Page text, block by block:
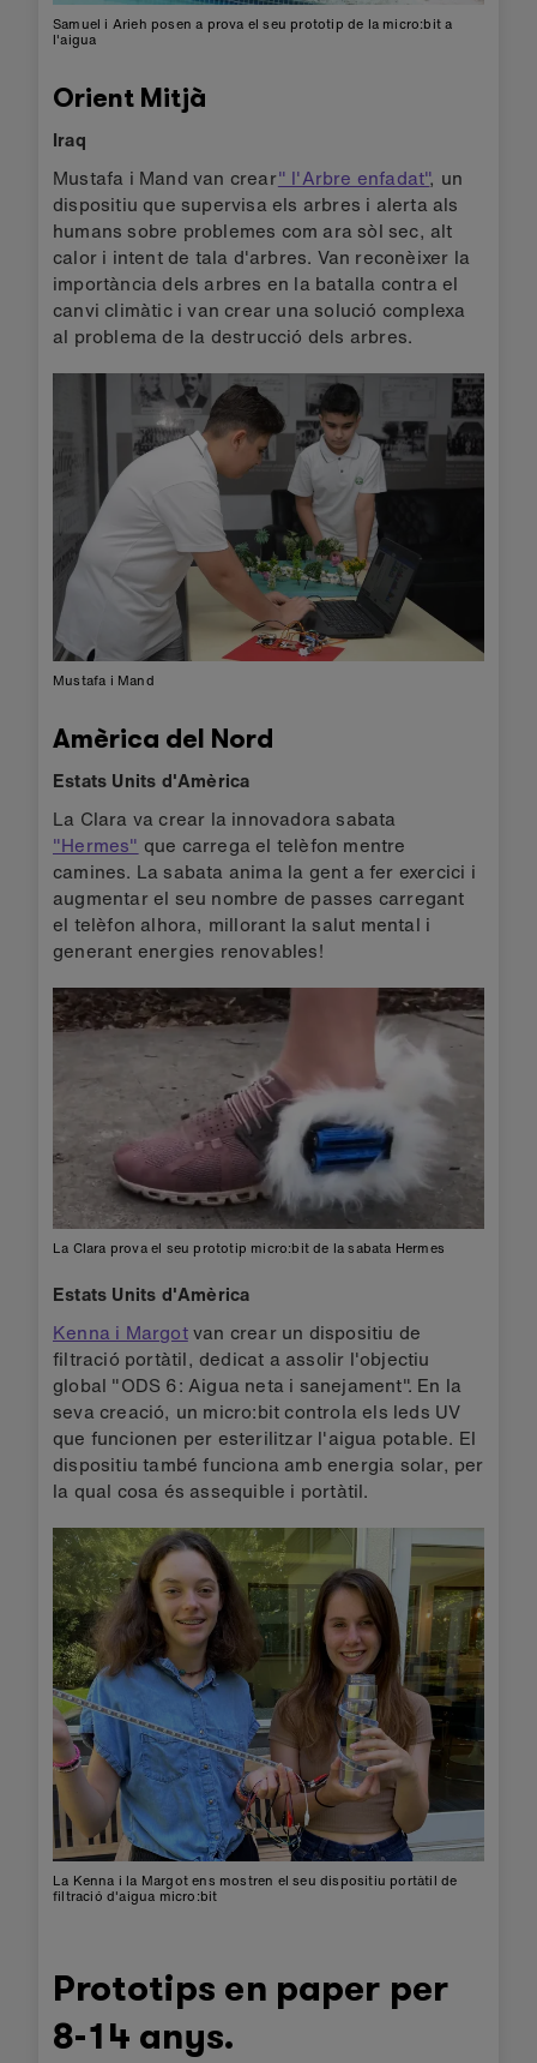
Samuel i Arieh posen a prova el seu prototip de la micro:bit a
l'aigua
Orient Mitjà
Iraq
Mustafa i Mand van crear" l'Arbre enfadat", un
dispositiu que supervisa els arbres i alerta als
humans sobre problemes com ara sòl sec, alt
calor i intent de tala d'arbres. Van reconèixer la
importància dels arbres en la batalla contra el
canvi climàtic i van crear una solució complexa
al problema de la destrucció dels arbres.
Mustafa i Mand
Amèrica del Nord
Estats Units d'Amèrica
La Clara va crear la innovadora sabata
"Hermes" que carrega el telèfon mentre
camines. La sabata anima la gent a fer exercici i
augmentar el seu nombre de passes carregant
el telèfon alhora, millorant la salut mental i
generant energies renovables!
La Clara prova el seu prototip micro:bit de la sabata Hermes
Estats Units d'Amèrica
Kenna i Margotvan crear un dispositiu de
filtració portàtil, dedicat a assolir l'objectiu
global "ODS 6: Aigua neta i sanejament". En la
seva creació, un micro:bit controla els leds UV
que funcionen per esterilitzar l'aigua potable. El
dispositiu també funciona amb energia solar, per
la qual cosa és assequible i portàtil.
La Kenna i la Margot ens mostren el seu dispositiu portàtil de
filtració d'aigua micro:bit
Prototips en paper per
8-14 anys.